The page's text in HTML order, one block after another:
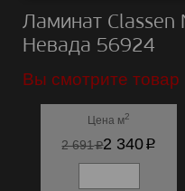
Ламинат Classen
Невада 56924
Вы смотрите товар
Цена м2
2 691p2 340p